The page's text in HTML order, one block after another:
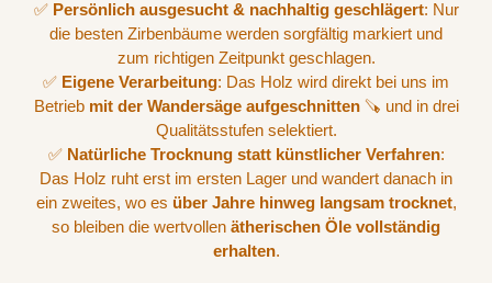
✅ Persönlich ausgesucht & nachhaltig geschlägert: Nur
die besten Zirbenbäume werden sorgfältig markiert und
zum richtigen Zeitpunkt geschlagen.
✅ Eigene Verarbeitung: Das Holz wird direkt bei uns im
Betrieb mit der Wandersäge aufgeschnitten🪚 und in drei
Qualitätsstufen selektiert.
✅ Natürliche Trocknung statt künstlicher Verfahren:
Das Holz ruht erst im ersten Lager und wandert danach in
ein zweites, wo es über Jahre hinweg langsam trocknet,
so bleiben die wertvollen ätherischen Öle vollständig
erhalten.